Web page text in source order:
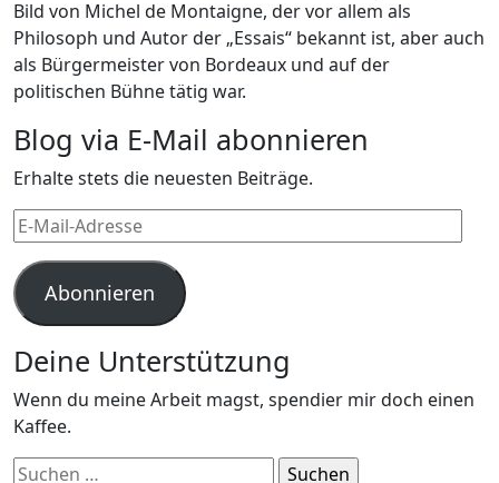
Bild von Michel de Montaigne, der vor allem als
Philosoph und Autor der „Essais“ bekannt ist, aber auch
als Bürgermeister von Bordeaux und auf der
politischen Bühne tätig war.
Blog via E-Mail abonnieren
Erhalte stets die neuesten Beiträge.
E-
Mail-
Adresse
Abonnieren
Deine Unterstützung
Wenn du meine Arbeit magst, spendier mir doch einen
Kaffee.
Suchen